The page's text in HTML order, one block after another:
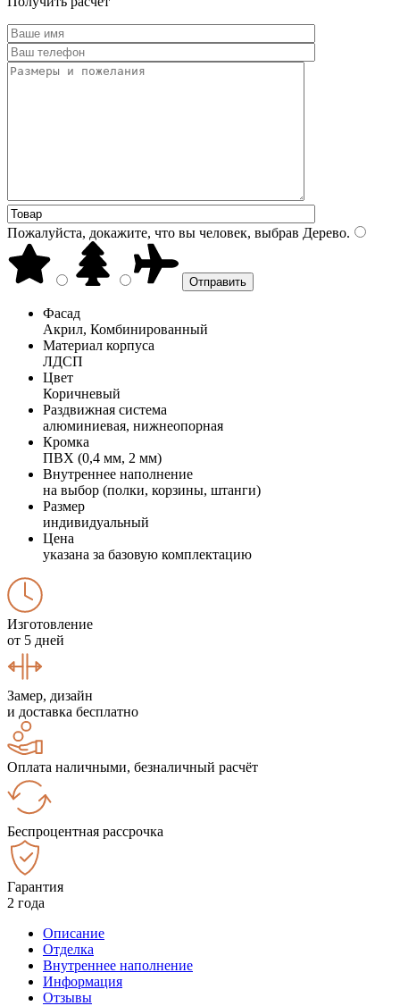
Пожалуйста, докажите, что вы человек, выбрав Дерево.
Фасад
Акрил, Комбинированный
Материал корпуса
ЛДСП
Цвет
Коричневый
Раздвижная система
алюминиевая, нижнеопорная
Кромка
ПВХ (0,4 мм, 2 мм)
Внутреннее наполнение
на выбор (полки, корзины, штанги)
Размер
индивидуальный
Цена
указана за базовую комплектацию
Изготовление
от 5 дней
Замер, дизайн
и доставка бесплатно
Оплата наличными, безналичный расчёт
Беспроцентная рассрочка
Гарантия
2 года
Описание
Отделка
Внутреннее наполнение
Информация
Отзывы